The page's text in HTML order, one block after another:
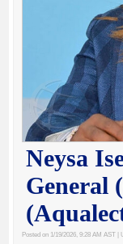
Neysa
General
Posted on 1/19/2026, 9:28 AM AST |